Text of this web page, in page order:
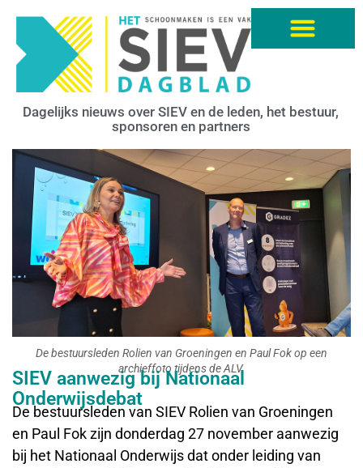
Dagelijks nieuws over SIEV en de leden, het bestuur,
sponsoren en partners
De bestuursleden Rolien van Groeningen en Paul Fok op een
archieffoto tijdens de ALV.
SIEV aanwezig bij Nationaal
Onderwijsdebat
De bestuursleden van SIEV Rolien van Groeningen
en Paul Fok zijn donderdag 27 november aanwezig
bij het Nationaal Onderwijs dat onder leiding van